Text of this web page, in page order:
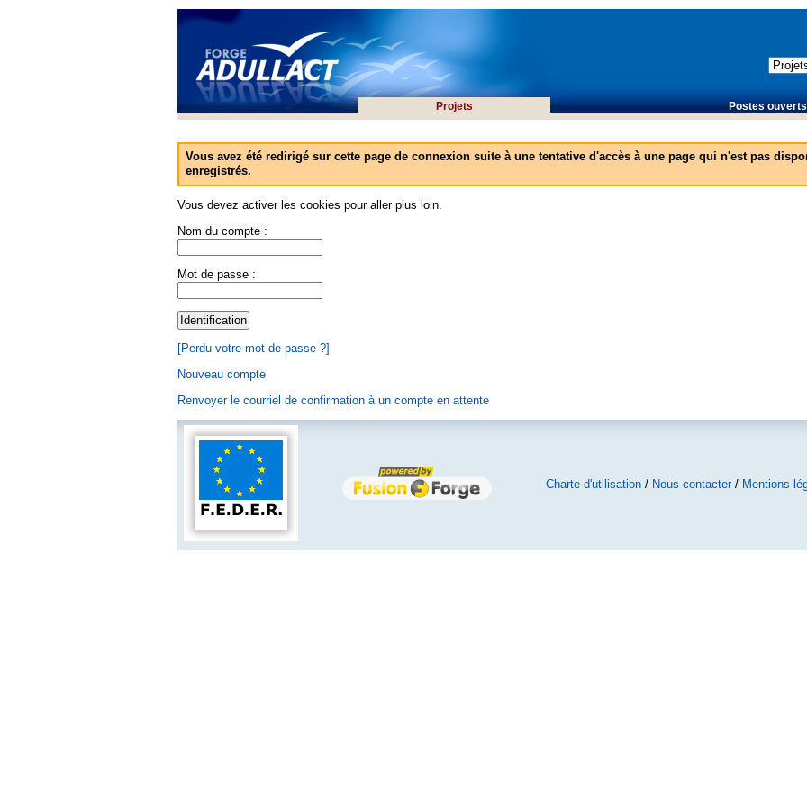
Projets Postes
Vous avez été redirigé sur cette page de connexion suite à une tentative d'accès à une page qui n'est pas
enregistrés.
Vous devez activer les cookies pour aller plus loin.
Nom du compte :
Mot de passe :
[Perdu votre mot de passe ?]
Nouveau compte
Renvoyer le courriel de confirmation à un compte en attente
Charte d'utilisation/ Nous contacter/ Mentions